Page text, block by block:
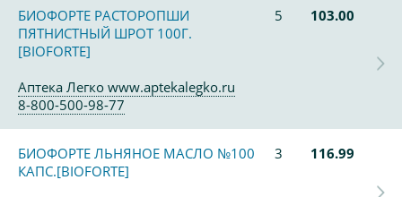
БИОФОРТЕ РАСТОРОПШИ
ПЯТНИСТНЫЙ ШРОТ 100Г.
[BIOFORTE]
5 103.00
Аптека Легко www.aptekalegko.ru
8-800-500-98-77
БИОФОРТЕ ЛЬНЯНОЕ МАСЛО №100
КАПС.[BIOFORTE]
3 116.99